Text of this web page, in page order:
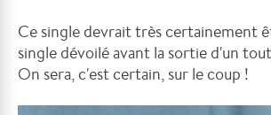
Ce single devrait très certainement
single dévoilé avant la sortie d'un
On sera, c'est certain, sur le coup !